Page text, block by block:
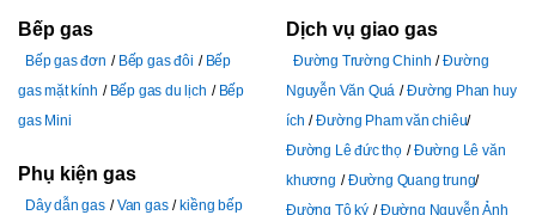
Bếp gas
Bếp gas đơn Bếp gas đôi
Bếp
gas mặt kính
Bếp gas du lịch
Bếp
gas Mini
Phụ kiện gas
Dây dẫn gas Van gas
kiềng bếp
Dịch vụ giao gas
Đường Trường Chinh
Đường
Nguyễn Văn Quá
Đường Phan huy
ích
Đường Pham văn chiêu
Đường Lê đức thọ
Đường Lê văn
khương
Đường Quang trung
Đường Tô ký
Đường Nguyễn Ảnh